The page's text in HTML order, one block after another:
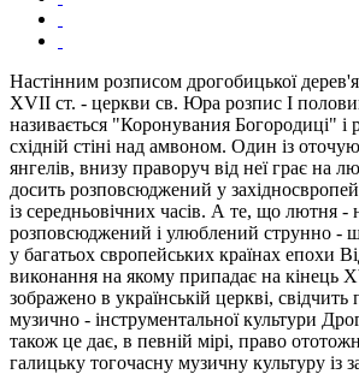
Настінним розписом дрогобицької
XVII ст. - церкви св. Юра розпис I
називається "Коронувания Богородиці" і
східній стіні над амвоном. Один із
янгелів, внизу праворуч від неї грає на
досить розповсюджений у
із середньовічних часів. А те, що лютня -
розповсюджений і улюблений струнно -
у багатьох свропейських країнах епохи
виконання на якому припадає на кінець
зображено в українській церкві, свідчить
музично - інструментальної культури
також це дає, в певній мірі, право
галицьку тогочасну музичну культуру із